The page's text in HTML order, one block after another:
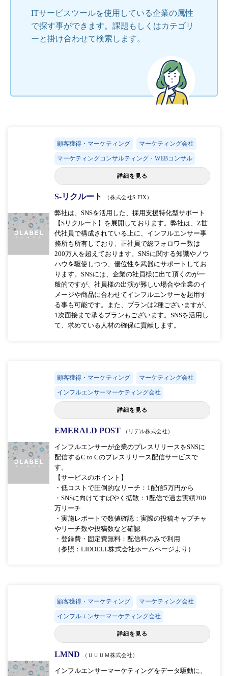
ITサービスツールを使用している企業の属性
で探す事ができます。課題もしくはカテゴリ
ーと掛け合わせて検索します。
顧客獲得・マーケティング マーケティング会社
マーケティングコンサルティング・WEBコンサル
詳細を見る
S-リクルート （株式会社S-FIX）
弊社は、SNSを活用した、採用支援特化型サポート
【Sリクルート】を展開しております。弊社は、Z世
代社員で構成されている上に、インフルエンサー事
務所も所有しており、正社員で総フォロワー数は
200万人を超えております。SNSに関する知識やノウ
ハウを駆使しつつ、優位性を武器にサポートしてお
ります。SNSには、企業の社員様に出て頂くのが一
般的ですが、社員様の出演が難しい場合や企業のイ
メージや商品に合わせてインフルエンサーを起用す
る事も可能です。また、プランは2種ございますが、
1次面接まで承るプランもございます。SNSを活用し
て、求めている人材の確保に貢献します。
顧客獲得・マーケティング マーケティング会社
インフルエンサーマーケティング会社
詳細を見る
EMERALD POST （リデル株式会社）
インフルエンサーが企業のプレスリリースをSNSに
配信するC to Cのプレスリリース配信サービスで
す。
【サービスのポイント】
・低コストで圧倒的なリーチ：1配信5万円から
・SNSに向けてすばやく拡散：1配信で過去実績200
万リーチ
・実施レポートで数値確認：実際の投稿キャプチャ
やリーチ数や投稿数など確認
・登録費・固定費無料：配信料のみで利用
（参照：LIDDELL株式会社ホームページより）
顧客獲得・マーケティング マーケティング会社
インフルエンサーマーケティング会社
詳細を見る
LMND （ＵＵＵＭ株式会社）
インフルエンサーマーケティングをデータ駆動に、